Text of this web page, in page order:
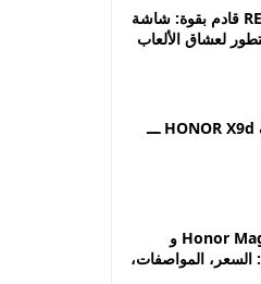
هاتف REDMI K90 Max قادم بقوة: شاشة
سعر ومواصفات هاتف HONOR X9d ـــ
مراجعة شاملة لـ Honor Magic8 و
Honor Magic8 Pro: السعر، المواصفات،